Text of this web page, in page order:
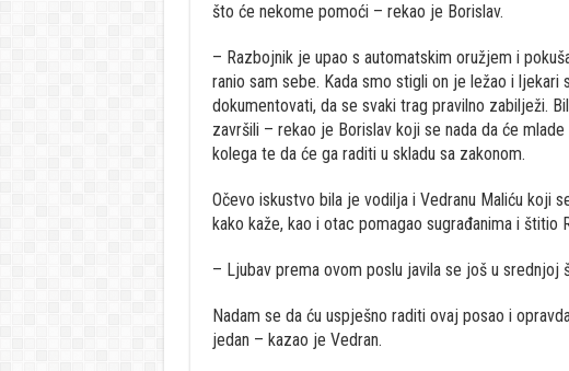
što će nekome pomoći – rekao je Borislav.
– Razbojnik je upao s automatskim oružjem i
ranio sam sebe. Kada smo stigli on je ležao i
dokumentovati, da se svaki trag pravilno zabilježi.
završili – rekao je Borislav koji se nada da će
kolega te da će ga raditi u skladu sa zakonom.
Očevo iskustvo bila je vodilja i Vedranu Maliću koji
kako kaže, kao i otac pomagao sugrađanima i štitio
– Ljubav prema ovom poslu javila se još u srednjoj
Nadam se da ću uspješno raditi ovaj posao i
jedan – kazao je Vedran.